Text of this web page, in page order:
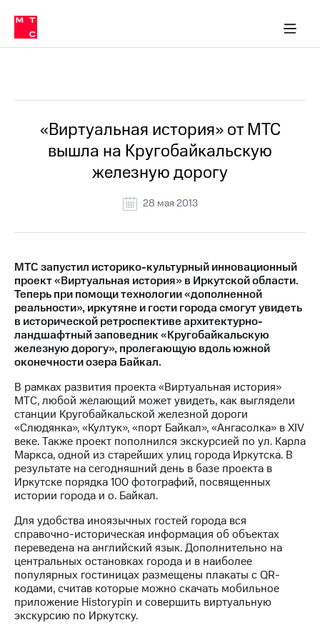
Медиа-центр
и акционерам
Устойчивое развитие
Комплаенс и деловая этика
компании
Карьера
История
компании
Руководство
информация
Контакты
Медиа-центр
Пресс-
релизы
МТС
о технологиях
Достижения
Интервью
Финансовая
отчетность
Контакты
Новости
в
регионе
и акционерам
Корпоративное
управление
Корпоративный
в МТС
Пресс-
релизы
о технологиях
«Виртуальная история» от МТС
вышла на Кругобайкальскую
железную дорогу
28 мая 2013
МТС запустил историко-культурный инновационный
проект «Виртуальная история» в Иркутской области.
Теперь при помощи технологии «дополненной
реальности», иркутяне и гости города смогут увидеть
в исторической ретроспективе архитектурно-
ландшафтный заповедник «Кругобайкальскую
железную дорогу», пролегающую вдоль южной
оконечности озера Байкал.
В рамках развития проекта «Виртуальная история»
МТС, любой желающий может увидеть, как выглядели
станции Кругобайкальской железной дороги
«Слюдянка», «Култук», «порт Байкал», «Ангасолка» в XIV
веке. Также проект пополнился экскурсией по ул. Карла
Маркса, одной из старейших улиц города Иркутска. В
результате на сегодняшний день в базе проекта в
Иркутске порядка 100 фотографий, посвященных
истории города и о. Байкал.
Для удобства иноязычных гостей города вся
справочно-историческая информация об объектах
переведена на английский язык. Дополнительно на
центральных остановках города и в наиболее
популярных гостиницах размещены плакаты с QR-
кодами, считав которые можно скачать мобильное
приложение Historypin и совершить виртуальную
экскурсию по Иркутску.